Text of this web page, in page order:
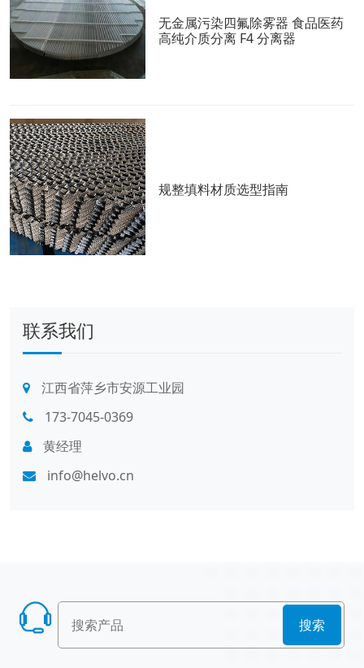
无金属污染四氟除雾器 食品医药
高纯介质分离 F4 分离器
规整填料材质选型指南
联系我们
江西省萍乡市安源工业园
173-7045-0369
黄经理
info@helvo.cn
搜索